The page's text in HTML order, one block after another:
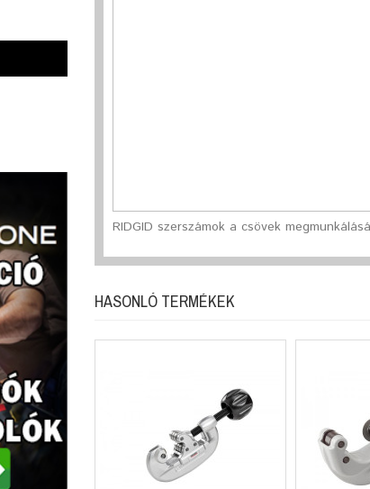
RIDGID szerszámok a csövek
HASONLÓ TERMÉKEK